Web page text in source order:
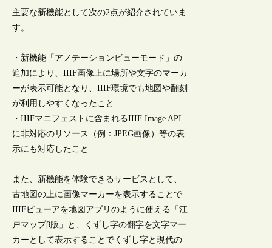
主要な新機能として次の2点が紹介されていま
す。
・新機能「アノテーションビューモード」の
追加により、IIIF画像上に場所や文字のマーカ
ーが表示可能となり、IIIF環境でも地図や翻刻
が利用しやすくなったこと
・IIIFマニフェストに含まれるIIIF Image API
に非対応のリソース（例：JPEG画像）等の表
示にも対応したこと
また、新機能を体験できるサービスとして、
古地図の上に画像マーカーを表示することで
IIIFビューアを地図アプリのように使える「江
戸マップβ版」と、くずし字の翻字を文字マー
カーとして表示することでくずし字と現代の